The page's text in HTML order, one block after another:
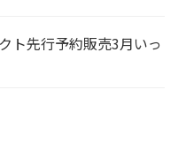
ト先行予約販売3月いっ